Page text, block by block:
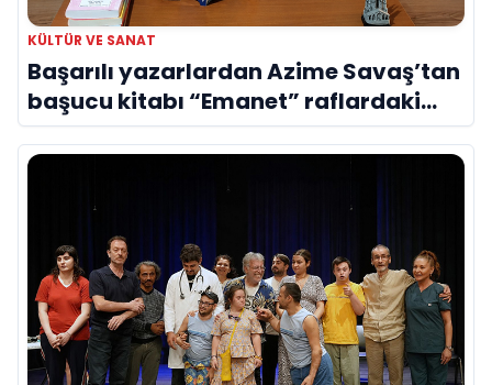
KÜLTÜR VE SANAT
Başarılı yazarlardan Azime Savaş’tan
başucu kitabı “Emanet” raflardaki
yerini aldı